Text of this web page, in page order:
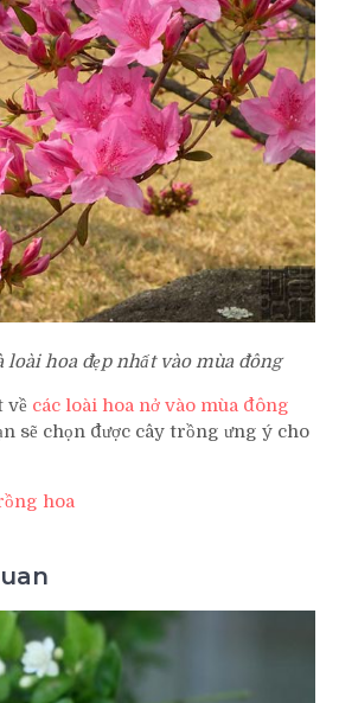
loài hoa đẹp nhất vào mùa đông
về các loài hoa nở vào mùa đông
sẽ chọn được cây trồng ưng ý cho
hoa